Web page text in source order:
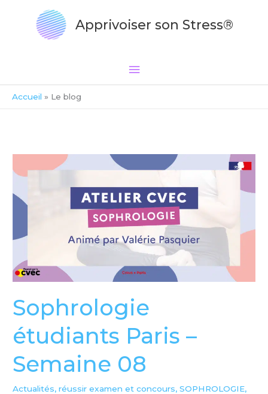
Apprivoiser son Stress®
Accueil Le blog
Sophrologie
étudiants Paris –
Semaine 08
Actualités,réussir examen et concours,SOPHROLOGIE,
étudiants